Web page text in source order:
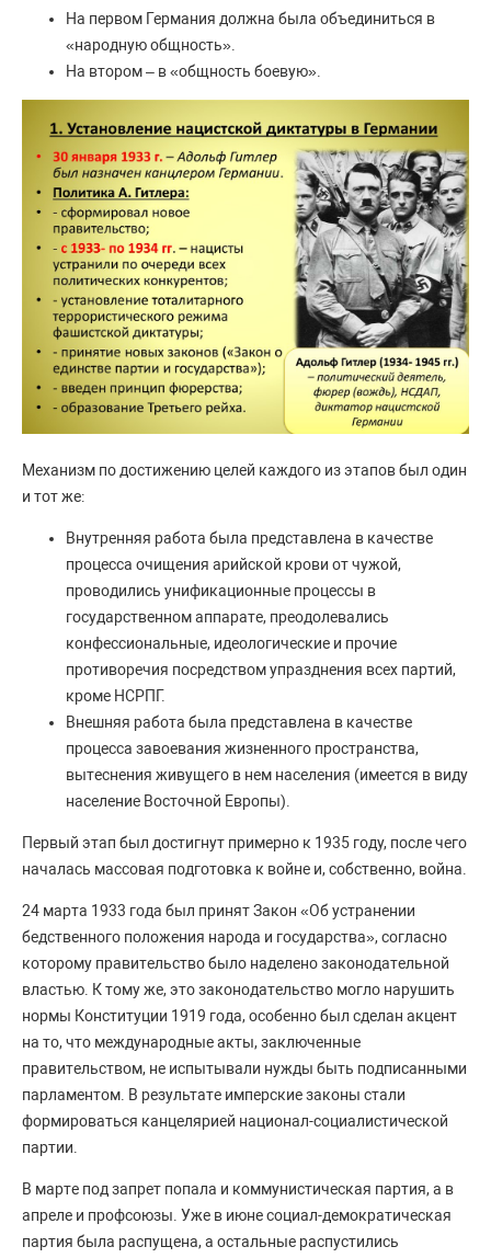
На первом Германия должна была объединиться в
«народную общность».
На втором – в «общность боевую».
Механизм по достижению целей каждого из этапов был один
и тот же:
Внутренняя работа была представлена в качестве
процесса очищения арийской крови от чужой,
проводились унификационные процессы в
государственном аппарате, преодолевались
конфессиональные, идеологические и прочие
противоречия посредством упразднения всех партий,
кроме НСРПГ.
Внешняя работа была представлена в качестве
процесса завоевания жизненного пространства,
вытеснения живущего в нем населения (имеется в виду
население Восточной Европы).
Первый этап был достигнут примерно к 1935 году, после чего
началась массовая подготовка к войне и, собственно, война.
24 марта 1933 года был принят Закон «Об устранении
бедственного положения народа и государства», согласно
которому правительство было наделено законодательной
властью. К тому же, это законодательство могло нарушить
нормы Конституции 1919 года, особенно был сделан акцент
на то, что международные акты, заключенные
правительством, не испытывали нужды быть подписанными
парламентом. В результате имперские законы стали
формироваться канцелярией национал-социалистической
партии.
В марте под запрет попала и коммунистическая партия, а в
апреле и профсоюзы. Уже в июне социал-демократическая
партия была распущена, а остальные распустились